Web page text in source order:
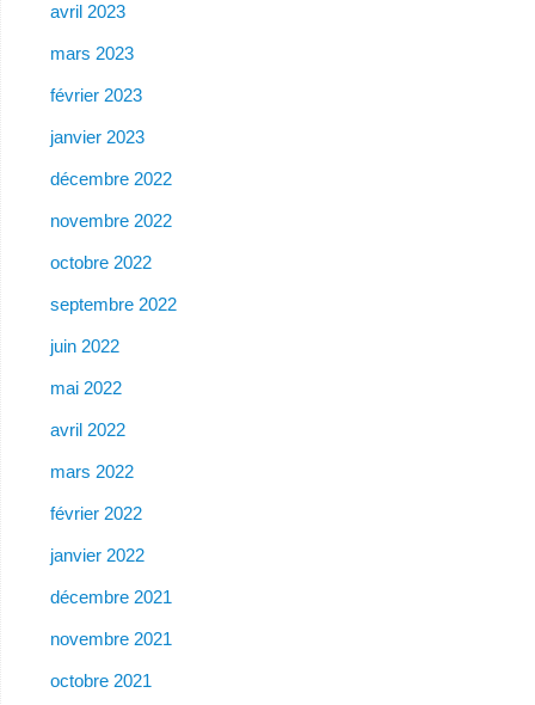
avril 2023
mars 2023
février 2023
janvier 2023
décembre 2022
novembre 2022
octobre 2022
septembre 2022
juin 2022
mai 2022
avril 2022
mars 2022
février 2022
janvier 2022
décembre 2021
novembre 2021
octobre 2021